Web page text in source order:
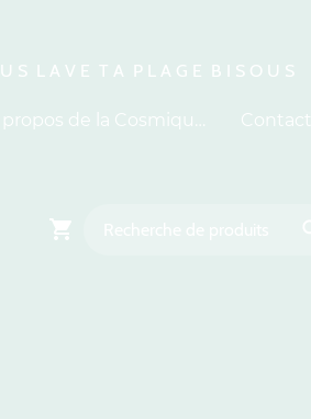
S L A V E T A P L A G E B I S O U S
À propos de la Cosmiquerie Contact